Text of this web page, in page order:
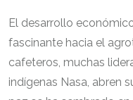
El desarrollo
fascinante hacia el
cafeteros, muchas
indígenas Nasa, abren